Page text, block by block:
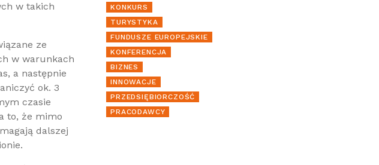
w takich
ze
w warunkach
a następnie
ok. 3
czasie
to, że mimo
dalszej
KONKURS
TURYSTYKA
FUNDUSZE EUROPEJSKIE
KONFERENCJA
BIZNES
INNOWACJE
PRZEDSIĘBIORCZOŚĆ
PRACODAWCY